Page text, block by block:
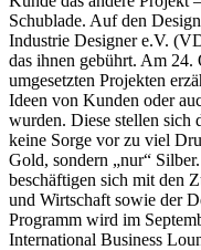
Schublade. Auf den
Industrie Designer e.V.
das ihnen gebührt. Am
umgesetzten Projekten
Ideen von Kunden oder
wurden. Diese stellen sich
keine Sorge vor zu viel
Gold, sondern „nur“
beschäftigen sich mit den
und Wirtschaft sowie der
Programm wird im
International Business